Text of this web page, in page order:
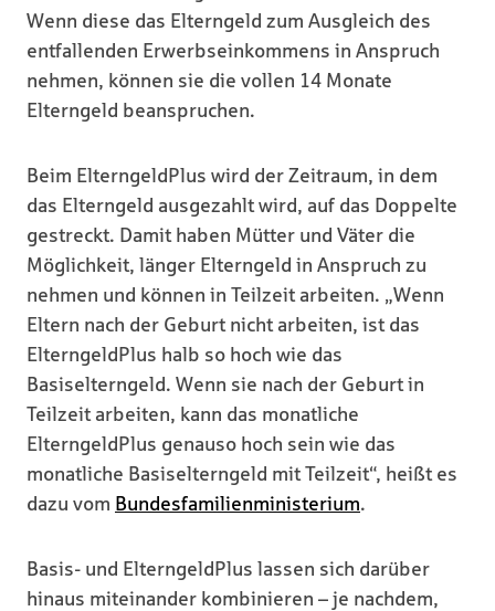
Wenn diese das Elterngeld zum Ausgleich des
entfallenden Erwerbseinkommens in Anspruch
nehmen, können sie die vollen 14 Monate
Elterngeld beanspruchen.
Beim ElterngeldPlus wird der Zeitraum, in dem
das Elterngeld ausgezahlt wird, auf das Doppelte
gestreckt. Damit haben Mütter und Väter die
Möglichkeit, länger Elterngeld in Anspruch zu
nehmen und können in Teilzeit arbeiten. „Wenn
Eltern nach der Geburt nicht arbeiten, ist das
ElterngeldPlus halb so hoch wie das
Basiselterngeld. Wenn sie nach der Geburt in
Teilzeit arbeiten, kann das monatliche
ElterngeldPlus genauso hoch sein wie das
monatliche Basiselterngeld mit Teilzeit“, heißt es
dazu vom Bundesfamilienministerium.
Basis- und ElterngeldPlus lassen sich darüber
hinaus miteinander kombinieren – je nachdem,